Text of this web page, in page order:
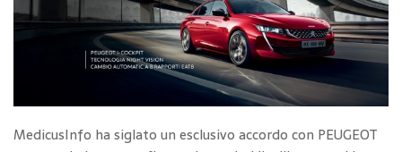
MedicusInfo ha siglato un esclusivo accordo con PEUGEOT